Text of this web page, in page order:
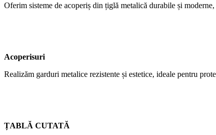
Oferim sisteme de acoperiș din țiglă metalică durabile și
Acoperisuri
Realizăm garduri metalice rezistente și estetice, ideale pentru
ȚABLĂ CUTATĂ